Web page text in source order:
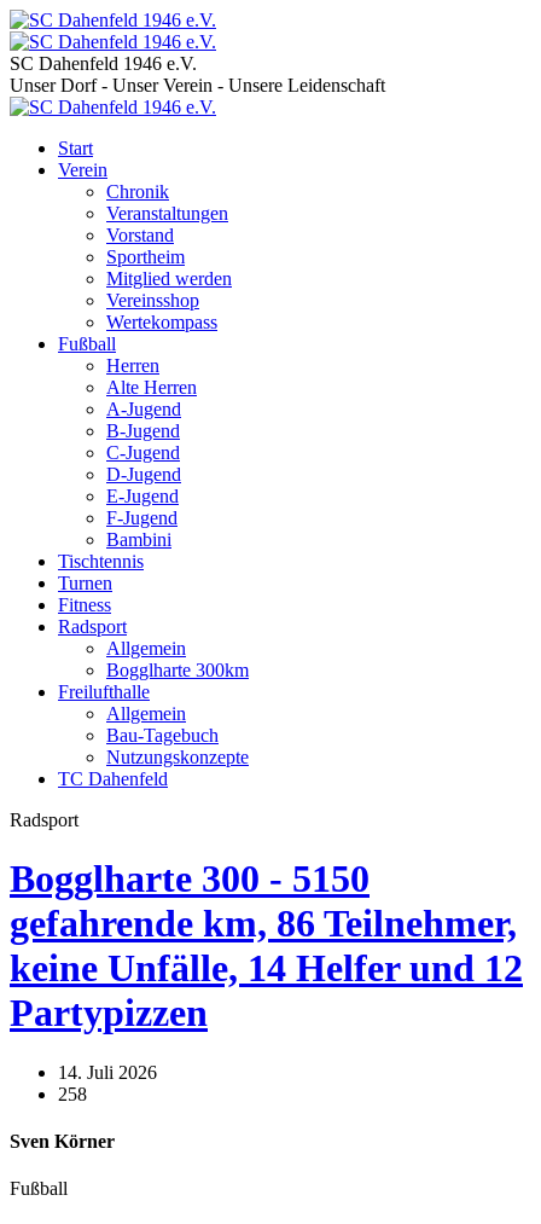
SC Dahenfeld 1946 e.V.
Unser Dorf - Unser Verein - Unsere Leidenschaft
Start
Verein
Chronik
Veranstaltungen
Vorstand
Sportheim
Mitglied werden
Vereinsshop
Wertekompass
Fußball
Herren
Alte Herren
A-Jugend
B-Jugend
C-Jugend
D-Jugend
E-Jugend
F-Jugend
Bambini
Tischtennis
Turnen
Fitness
Radsport
Allgemein
Bogglharte 300km
Freilufthalle
Allgemein
Bau-Tagebuch
Nutzungskonzepte
TC Dahenfeld
Radsport
Bogglharte 300 - 5150
gefahrende km, 86 Teilnehmer,
keine Unfälle, 14 Helfer und 12
Partypizzen
14. Juli 2026
258
Sven Körner
Fußball